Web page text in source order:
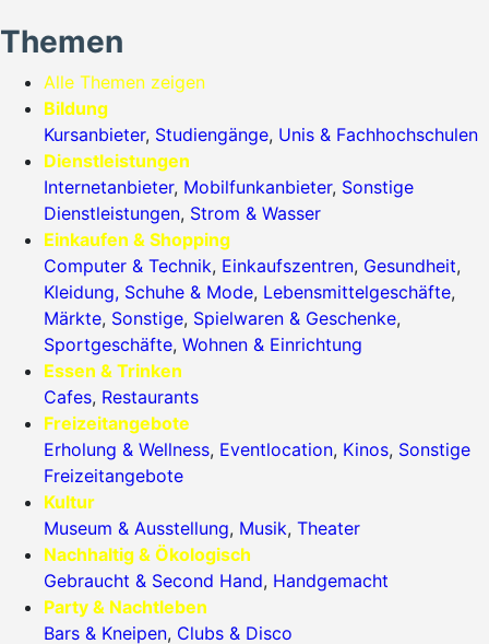
Themen
Alle Themen zeigen
Bildung
Kursanbieter, Studiengänge, Unis & Fachhochschulen
Dienstleistungen
Internetanbieter, Mobilfunkanbieter, Sonstige
Dienstleistungen, Strom & Wasser
Einkaufen & Shopping
Computer & Technik, Einkaufszentren, Gesundheit,
Kleidung, Schuhe & Mode, Lebensmittelgeschäfte,
Märkte, Sonstige, Spielwaren & Geschenke,
Sportgeschäfte, Wohnen & Einrichtung
Essen & Trinken
Cafes, Restaurants
Freizeitangebote
Erholung & Wellness, Eventlocation, Kinos, Sonstige
Freizeitangebote
Kultur
Museum & Ausstellung, Musik, Theater
Nachhaltig & Ökologisch
Gebraucht & Second Hand, Handgemacht
Party & Nachtleben
Bars & Kneipen, Clubs & Disco